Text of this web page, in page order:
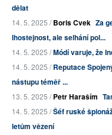
dělat
14. 5. 2025 /Boris Cvek Za
lhostejnost, ale selhání pol...
14. 5. 2025 /Módí varuje, že
14. 5. 2025 /Reputace
nástupu téměř ...
13. 5. 2025 /Petr Haraším
14. 5. 2025 /Šéf ruské
letům vězení